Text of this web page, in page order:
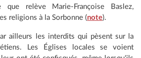
que relève Marie-Françoise Baslez,
religions à la Sorbonne (note).
ailleurs les interdits qui pèsent sur la
Les Églises locales se voient